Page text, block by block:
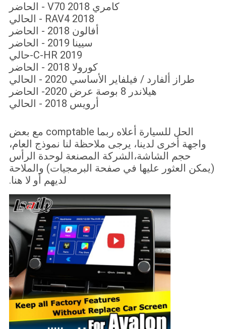
كامري V70 2018 - الحاضر
RAV4 2018 - الحالي
أفالون 2018 - الحاضر
سيينا 2019 - الحاضر
C-HR 2019-حالي
كورولا 2018 - الحاضر
طراز ألفارد / فيلفاير الأساسي 2020 - الحالي
هيلاندر 8 بوصة عرض 2020- الحاضر
أرويس 2018 - الحالي
الحل للسيارة أعلاه ربما comptable مع بعض
واجهة أخرى لدينا، يرجى ملاحظة لنا نموذج العام،
حجم الشاشة،الشركة المصنعة لوحدة الرأس
(يمكن العثور عليها في صفحة البرمجيات) والملاحة
لديهم أو لا هنا.